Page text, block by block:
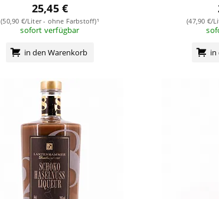
25,45 €
(50,90 €/Liter - ohne Farbstoff)¹
sofort verfügbar
in den Warenkorb
(47,90 €/
in